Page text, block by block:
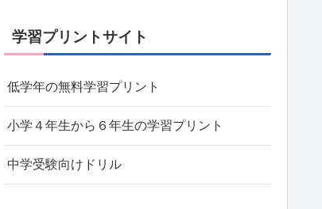
学習プリントサイト
低学年の無料学習プリント
小学４年生から６年生の学習プリント
中学受験向けドリル